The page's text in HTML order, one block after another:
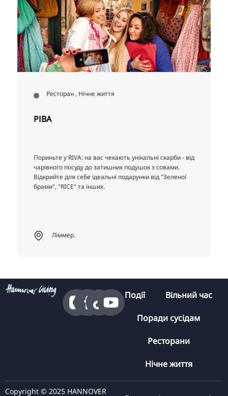
Ресторан , Нічне життя
РІВА
Пориньте у RIVA: на вас чекають унікальні скарби - від
чарівного посуду до затишних подушок з совами.
Відкрийте для себе ідеальні подарунки від "Зеленої
брами", "RICE" та інших.
Ліммер.
Події Вільний час
Поради сусідам
Ресторани
Нічне життя
Copyright © 2025 HANNOVER